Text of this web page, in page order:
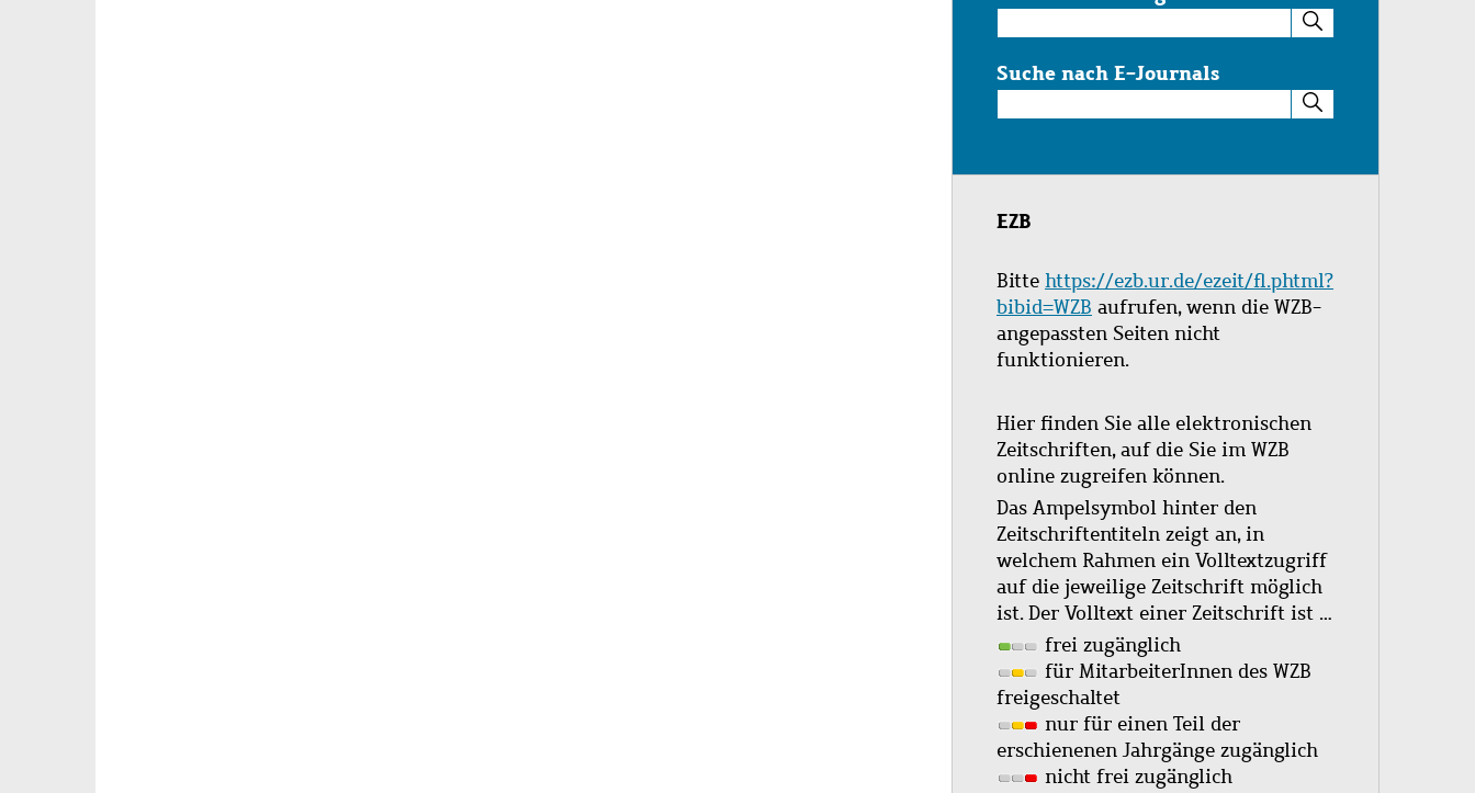
im
Katalog
Suche nach E-Journals
nach
Journals
EZB
Bitte https://ezb.ur.de/ezeit/fl.phtml?
bibid=WZB aufrufen, wenn die WZB-
angepassten Seiten nicht
funktionieren.
Hier finden Sie alle elektronischen
Zeitschriften, auf die Sie im WZB
online zugreifen können.
Das Ampelsymbol hinter den
Zeitschriftentiteln zeigt an, in
welchem Rahmen ein Volltextzugriff
auf die jeweilige Zeitschrift möglich
ist. Der Volltext einer Zeitschrift ist …
frei zugänglich
für MitarbeiterInnen des WZB
freigeschaltet
nur für einen Teil der
erschienenen Jahrgänge zugänglich
nicht frei zugänglich